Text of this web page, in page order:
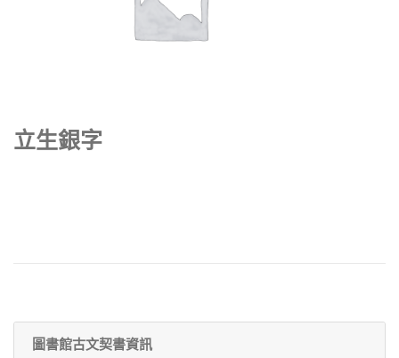
立生銀字
圖書館古文契書資訊